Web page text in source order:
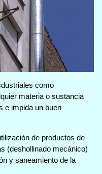
como
materia o sustancia
e impida un buen
de productos de
(deshollinado mecánico)
y saneamiento de la